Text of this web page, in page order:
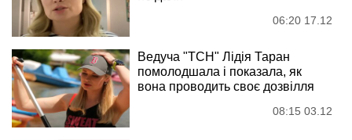
06:20 17.12
Ведуча "ТСН" Лідія Таран
помолодшала і показала, як
вона проводить своє дозвілля
08:15 03.12